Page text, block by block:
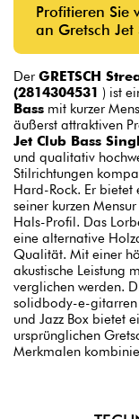
Profitieren Sie
an Gretsch Jet
Der GRETSCH
(2814304531 ) ist
Bass mit kurzer
äußerst attraktiven
Jet Club Bass
und qualitativ
Stilrichtungen
Hard-Rock. Er
seiner kurzen
Hals-Profil. Das
eine alternative
Qualität. Mit einer
akustische Leistung
verglichen werden.
solidbody-e-
und Jazz Box bietet
ursprünglichen
Merkmalen